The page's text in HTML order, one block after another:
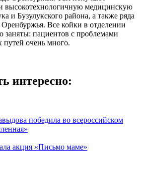
высокотехнологичную медицинскую
и Бузулукского района, а также ряда
Оренбуржья. Все койки в отделении
заняты: пациентов с проблемами
очень много.
интересно:
победила во всероссийском
акция «Письмо маме»